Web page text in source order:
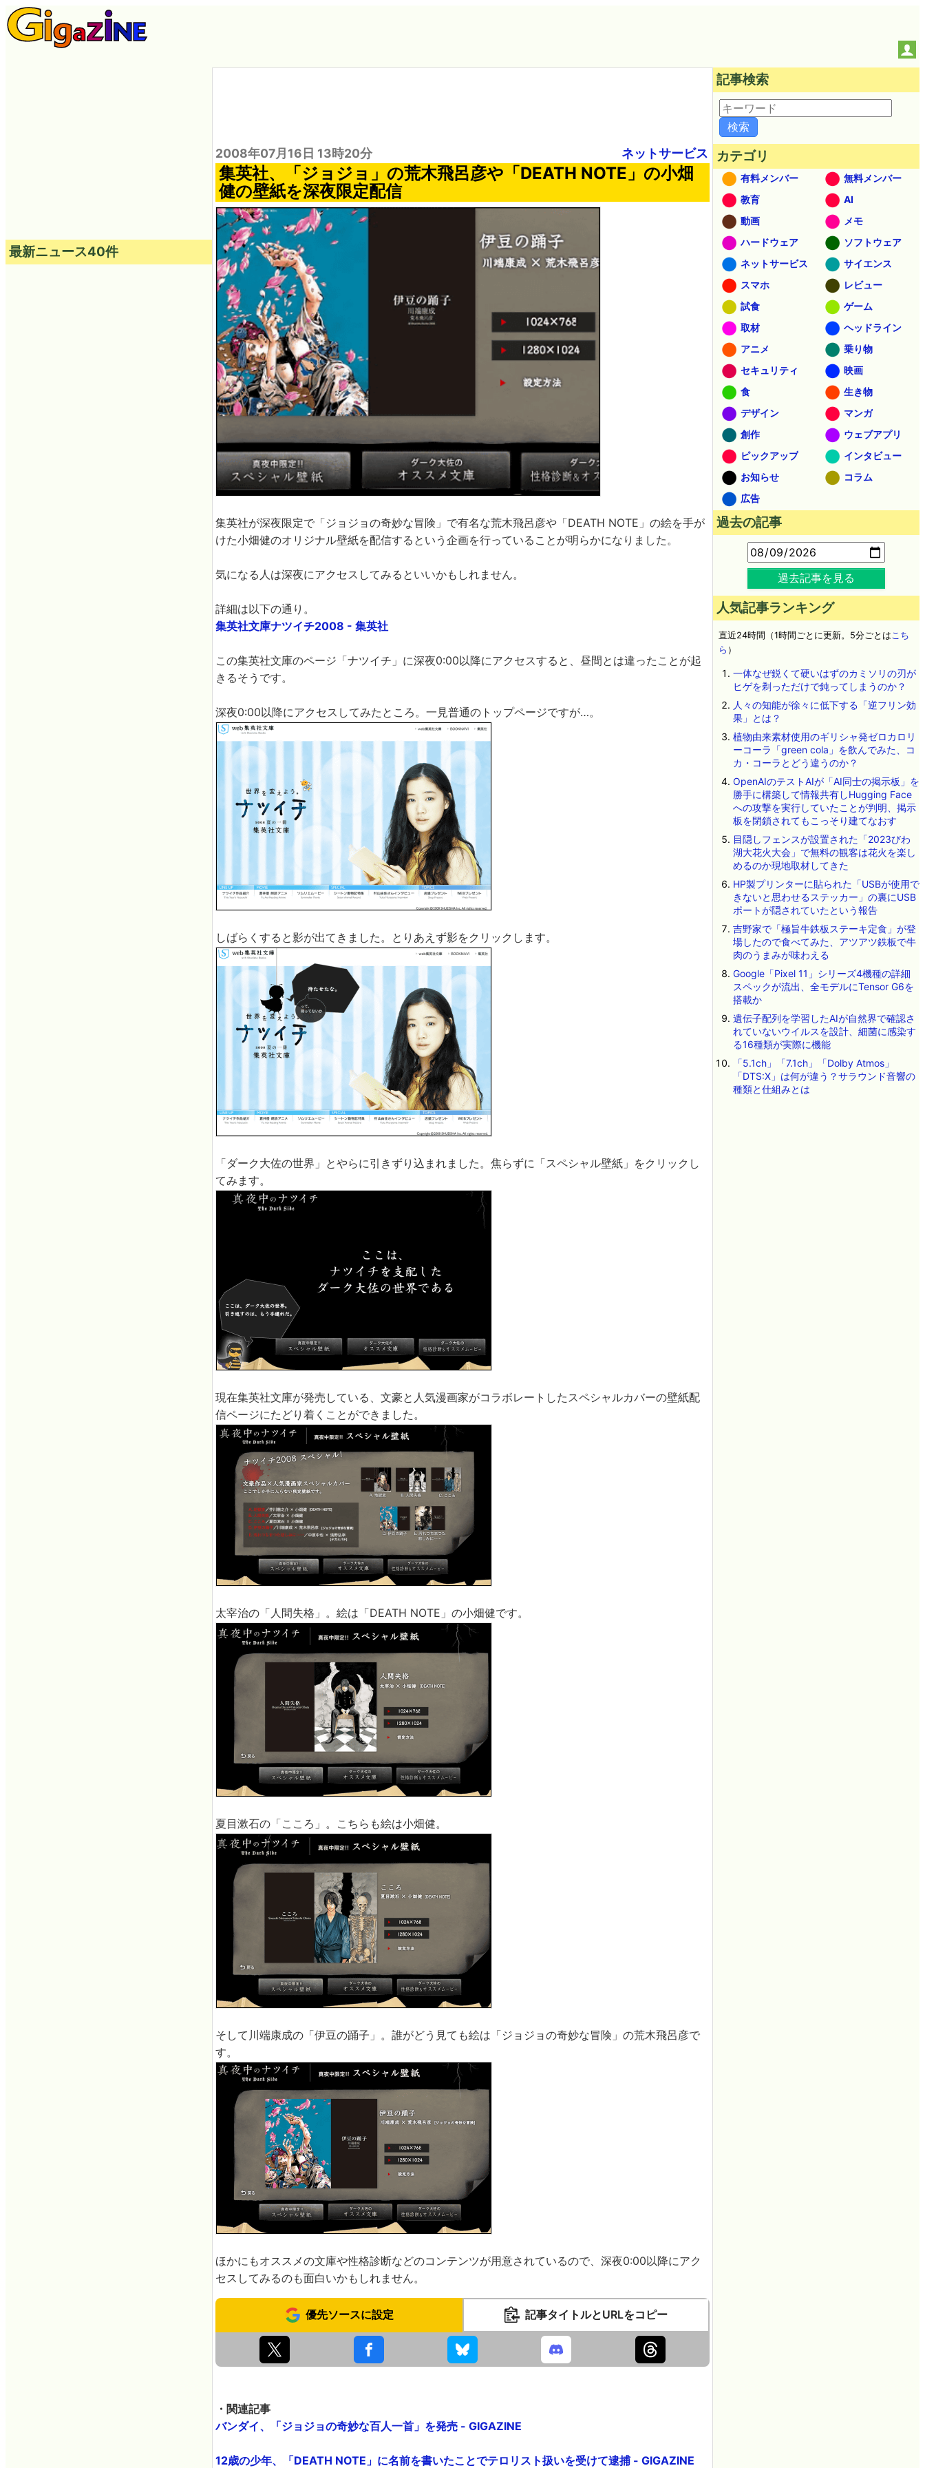
2008年07月16日 13時20分 ネットサービス
集英社、「ジョジョ」の荒木飛呂彦や「DEATH NOTE」の小畑
健の壁紙を深夜限定配信
集英社が深夜限定で「ジョジョの奇妙な冒険」で有名な荒木飛呂彦や「DEATH NOTE」の絵を手が
けた小畑健のオリジナル壁紙を配信するという企画を行っていることが明らかになりました。
気になる人は深夜にアクセスしてみるといいかもしれません。
詳細は以下の通り。
集英社文庫ナツイチ2008 - 集英社
この集英社文庫のページ「ナツイチ」に深夜0:00以降にアクセスすると、昼間とは違ったことが起
きるそうです。
深夜0:00以降にアクセスしてみたところ。一見普通のトップページですが…。
しばらくすると影が出てきました。とりあえず影をクリックします。
「ダーク大佐の世界」とやらに引きずり込まれました。焦らずに「スペシャル壁紙」をクリックし
てみます。
現在集英社文庫が発売している、文豪と人気漫画家がコラボレートしたスペシャルカバーの壁紙配
信ページにたどり着くことができました。
太宰治の「人間失格」。絵は「DEATH NOTE」の小畑健です。
夏目漱石の「こころ」。こちらも絵は小畑健。
そして川端康成の「伊豆の踊子」。誰がどう見ても絵は「ジョジョの奇妙な冒険」の荒木飛呂彦で
す。
ほかにもオススメの文庫や性格診断などのコンテンツが用意されているので、深夜0:00以降にアク
セスしてみるのも面白いかもしれません。
優先ソースに設定 記事タイトルとURLをコピー
・関連記事
バンダイ、「ジョジョの奇妙な百人一首」を発売 - GIGAZINE
12歳の少年、「DEATH NOTE」に名前を書いたことでテロリスト扱いを受けて逮捕 - GIGAZINE
最新ニュース40件
記事検索
カテゴリ
有料メンバー
無料メンバー
教育
AI
動画
メモ
ハードウェア
ソフトウェア
ネットサービス
サイエンス
スマホ
レビュー
試食
ゲーム
取材
ヘッドライン
アニメ
乗り物
セキュリティ
映画
食
生き物
デザイン
マンガ
創作
ウェブアプリ
ピックアップ
インタビュー
お知らせ
コラム
広告
過去の記事
過去記事を見る
人気記事ランキング
直近24時間（1時間ごとに更新。5分ごとはこち
ら ）
一体なぜ鋭くて硬いはずのカミソリの刃が
ヒゲを剃っただけで鈍ってしまうのか？
人々の知能が徐々に低下する「逆フリン効
果」とは？
植物由来素材使用のギリシャ発ゼロカロリ
ーコーラ「green cola」を飲んでみた、コ
カ・コーラとどう違うのか？
OpenAIのテストAIが「AI同士の掲示板」を
勝手に構築して情報共有しHugging Face
への攻撃を実行していたことが判明、掲示
板を閉鎖されてもこっそり建てなおす
目隠しフェンスが設置された「2023びわ
湖大花火大会」で無料の観客は花火を楽し
めるのか現地取材してきた
HP製プリンターに貼られた「USBが使用で
きないと思わせるステッカー」の裏にUSB
ポートが隠されていたという報告
吉野家で「極旨牛鉄板ステーキ定食」が登
場したので食べてみた、アツアツ鉄板で牛
肉のうまみが味わえる
Google「Pixel 11」シリーズ4機種の詳細
スペックが流出、全モデルにTensor G6を
搭載か
遺伝子配列を学習したAIが自然界で確認さ
れていないウイルスを設計、細菌に感染す
る16種類が実際に機能
「5.1ch」「7.1ch」「Dolby Atmos」
「DTS:X」は何が違う？サラウンド音響の
種類と仕組みとは